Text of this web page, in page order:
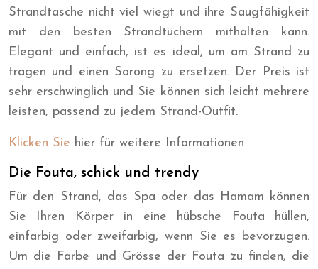
Strandtasche nicht viel wiegt und ihre Saugfähigkeit
mit den besten Strandtüchern mithalten kann.
Elegant und einfach, ist es ideal, um am Strand zu
tragen und einen Sarong zu ersetzen. Der Preis ist
sehr erschwinglich und Sie können sich leicht mehrere
leisten, passend zu jedem Strand-Outfit.
Klicken Sie hier für weitere Informationen
Die Fouta, schick und trendy
Für den Strand, das Spa oder das Hamam können
Sie Ihren Körper in eine hübsche Fouta hüllen,
einfarbig oder zweifarbig, wenn Sie es bevorzugen.
Um die Farbe und Grösse der Fouta zu finden, die